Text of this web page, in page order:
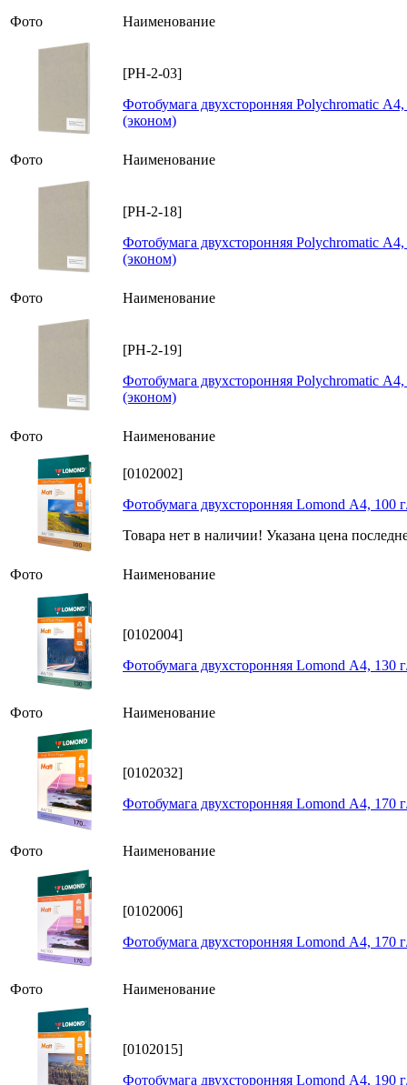
Фото
Наименование
[PH-2-03]
Фотобумага двухсторонняя Polychromatic
(эконом)
Фото Наименование
[PH-2-18]
Фотобумага двухсторонняя Polychromatic
(эконом)
Фото Наименование
[PH-2-19]
Фотобумага двухсторонняя Polychromatic
(эконом)
Фото Наименование
[0102002]
Фотобумага двухсторонняя Lomond А4, 100
Товара нет в наличии! Указана цена
Фото Наименование
[0102004]
Фотобумага двухсторонняя Lomond А4, 130
Фото Наименование
[0102032]
Фотобумага двухсторонняя Lomond А4, 170
Фото Наименование
[0102006]
Фотобумага двухсторонняя Lomond А4, 170
Фото Наименование
[0102015]
Фотобумага двухсторонняя Lomond А4, 190